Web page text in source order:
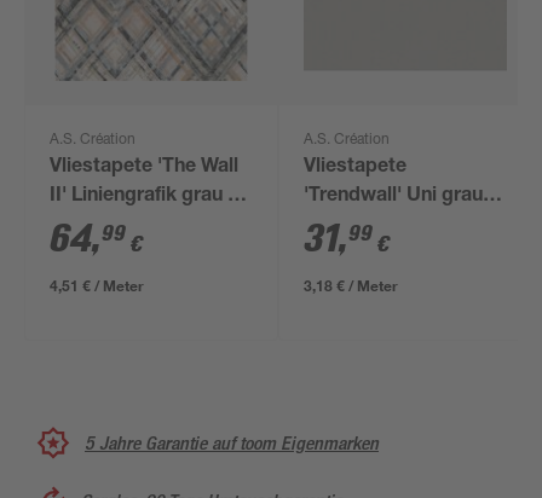
A.S. Création
Vliestapete 'The Wall
II' Liniengrafik grau 5-
teilig 2,65 x 2,80 m
64,99 €
4,51 € / Meter
A.S. Création
Vliestapete
'Trendwall' Uni grau
0,53 x 10,05 m
31,99 €
3,18 € / Meter
5 Jahre Garantie auf toom Eigenmarken